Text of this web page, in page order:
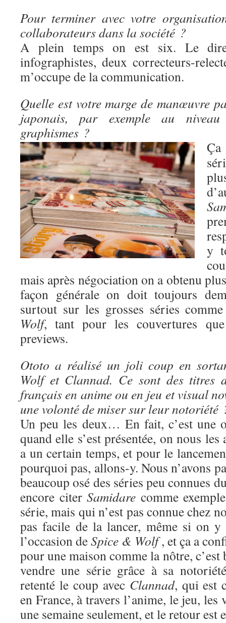
Pour terminer avec votre
collaborateurs dans la société ?
A plein temps on est six. Le
infographistes, deux correcteurs-
m’occupe de la communication.
Quelle est votre marge de manœuvre
japonais, par exemple au
graphismes ?
y
mais après négociation on a obtenu
façon générale on doit toujours
surtout sur les grosses séries
Wolf, tant pour les couvertures
previews.
Ototo a réalisé un joli coup en
Wolf et Clannad. Ce sont des titres
français en anime ou en jeu et visual
une volonté de miser sur leur notoriété
Un peu les deux… En fait, c’est une
quand elle s’est présentée, on nous
a un certain temps, et pour le
pourquoi pas, allons-y. Nous n’avons
beaucoup osé des séries peu connues
encore citer Samidare comme
série, mais qui n’est pas connue chez
pas facile de la lancer, même si on
l’occasion deSpice & Wolf, et ça a
pour une maison comme la nôtre,
vendre une série grâce à sa
retenté le coup avec Clannad, qui est
en France, à travers l’anime, le jeu,
une semaine seulement, et le retour est